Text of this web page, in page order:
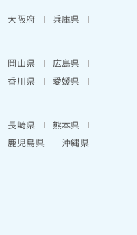
大阪府
兵庫県
岡山県
広島県
香川県
愛媛県
長崎県
熊本県
鹿児島県 沖縄県